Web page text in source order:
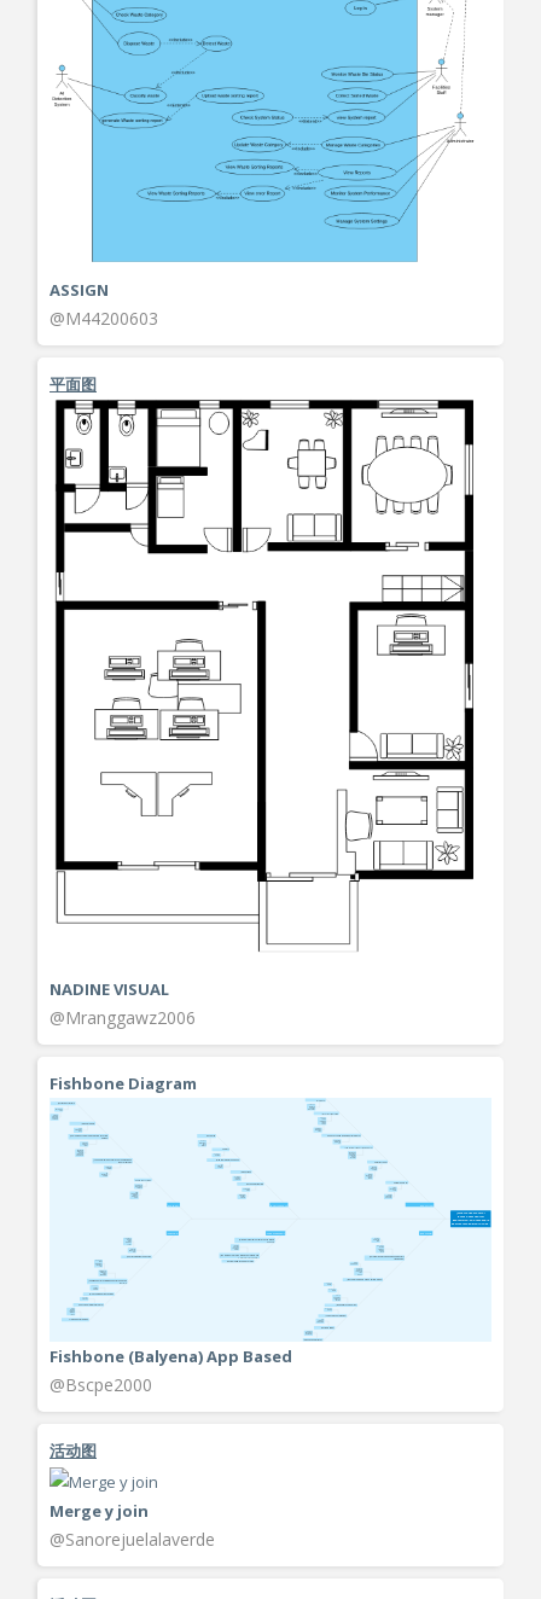
ASSIGN
@M44200603
平面图
NADINE VISUAL
@Mranggawz2006
Fishbone Diagram
Fishbone (Balyena) App Based
@Bscpe2000
活动图
Merge y join
@Sanorejuelalaverde